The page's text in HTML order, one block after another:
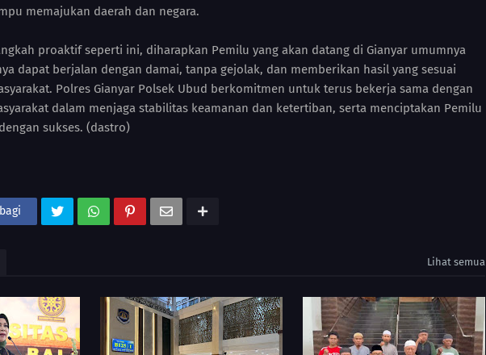
memajukan daerah dan negara.
proaktif seperti ini, diharapkan Pemilu yang akan datang di Gianyar umumnya
dapat berjalan dengan damai, tanpa gejolak, dan memberikan hasil yang sesuai
Polres Gianyar Polsek Ubud berkomitmen untuk terus bekerja sama dengan
dalam menjaga stabilitas keamanan dan ketertiban, serta menciptakan Pemilu
sukses. (dastro)
Lihat semua